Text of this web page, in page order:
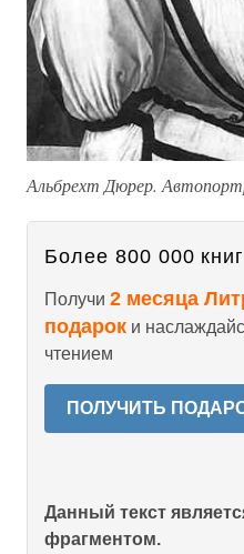
Альбрехт Дюрер.
Более 800 000
Получи 2 месяца
подарок и
чтением
ПОЛУЧИТЬ
Данный текст
фрагментом.